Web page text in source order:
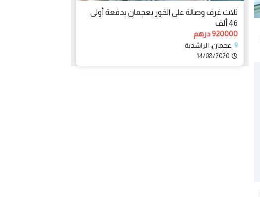
ثلاث غرف وصالة على الخور بعجمان بدفعة أولى
46 ألف
920000 درهم
عجمان، الراشدية
14/08/2020